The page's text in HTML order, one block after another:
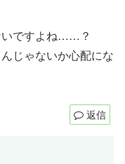
いですよね……？
じゃないか心配にな
返信